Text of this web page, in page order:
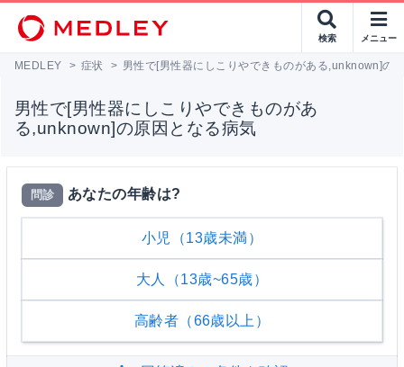
検索 メニュー
MEDLEY > 症状 > 男性で[男性器にしこりやできものがある,unknown]の
男性で[男性器にしこりやできものがあ
る,unknown]の原因となる病気
問診 あなたの年齢は?
小児（13歳未満）
大人（13歳~65歳）
高齢者（66歳以上）